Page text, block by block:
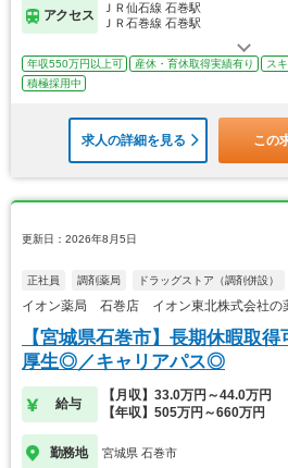
アクセス
ＪＲ仙石線 石巻駅
ＪＲ石巻線 石巻駅
年収550万円以上可 産休・育休取得実績有り ス
積極採用中
求人の詳細を見る この
更新日：2026年8月5日
正社員 調剤薬局 ドラッグストア（調剤併設）
イオン薬局 石巻店 イオン東北株式会社の
【宮城県石巻市】長期休暇取
厚生◎／キャリアパス◎
給与
【月収】33.0万円～44.0万円
【年収】505万円～660万円
勤務地 宮城県 石巻市